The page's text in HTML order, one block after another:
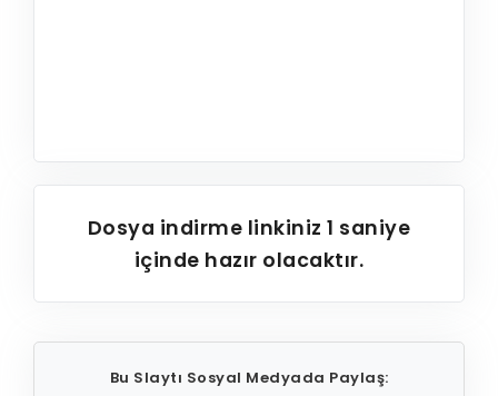
Dosya indirme linkiniz1 saniye
içinde hazır olacaktır.
Bu Slaytı Sosyal Medyada Paylaş: